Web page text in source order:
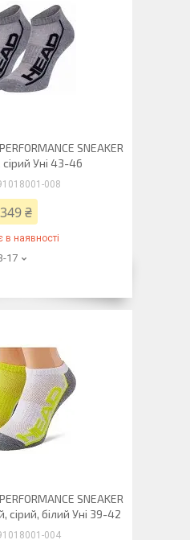
SNEAKER
сірий Уні 43-46
008
349 ₴
в наявності
17
SNEAKER
сірий, білий Уні 39-42
004